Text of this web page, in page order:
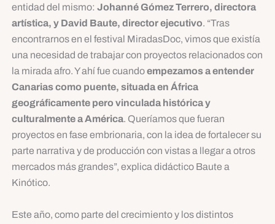
entidad del mismo: Johanné Gómez Terrero, directora
artística, y David Baute, director ejecutivo. “Tras
encontrarnos en el festival MiradasDoc, vimos que existía
una necesidad de trabajar con proyectos relacionados con
la mirada afro. Y ahí fue cuandoempezamos a entender
Canarias como puente, situada en África
geográficamente pero vinculada histórica y
culturalmente a América. Queríamos que fueran
proyectos en fase embrionaria, con la idea de fortalecer su
parte narrativa y de producción con vistas a llegar a otros
mercados más grandes”, explica didáctico Baute a
Kinótico.
Este año, como parte del crecimiento y los distintos